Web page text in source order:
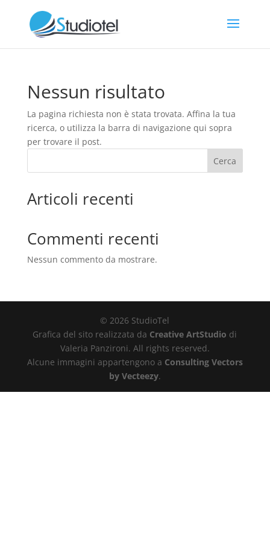
Nessun risultato
La pagina richiesta non è stata trovata. Affina la tua
ricerca, o utilizza la barra di navigazione qui sopra
per trovare il post.
Cerca
Articoli recenti
Commenti recenti
Nessun commento da mostrare.
© 2026 StudioTel
Grafica del sito realizzata da Creative ArtStudio di
Valeria Panzironi. All rights reserved.
Alcune immagini appartengono a Consulting Vectors
by Vecteezy.